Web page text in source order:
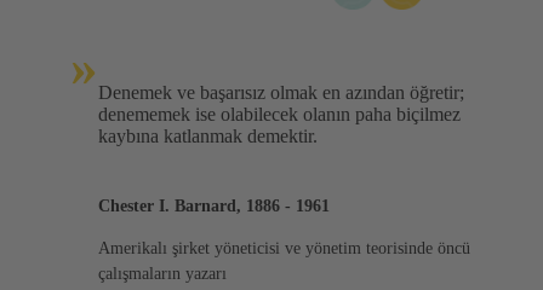
» Denemek ve başarısız olmak en azından öğretir;
denememek ise olabilecek olanın paha biçilmez
kaybına katlanmak demektir.
Chester I. Barnard, 1886 - 1961
Amerikalı şirket yöneticisi ve yönetim teorisinde öncü
çalışmaların yazarı